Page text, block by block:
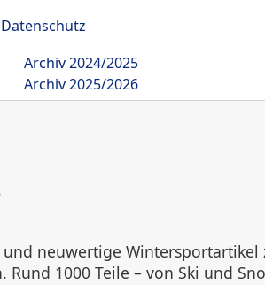
Archiv 2024/2025
Archiv 2025/2026
Datenschutz
neuwertige
1000 Teile – von Ski und